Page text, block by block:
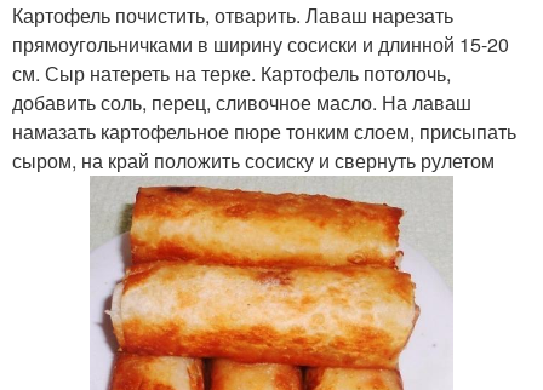
Картофель почистить, отварить. Лаваш нарезать
прямоугольничками в ширину сосиски и длинной 15-20
см. Сыр натереть на терке. Картофель потолочь,
добавить соль, перец, сливочное масло. На лаваш
намазать картофельное пюре тонким слоем, присыпать
сыром, на край положить сосиску и свернуть рулетом